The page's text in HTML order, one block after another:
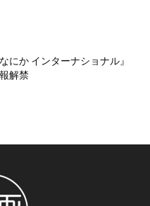
にか インターナショナル』
解禁